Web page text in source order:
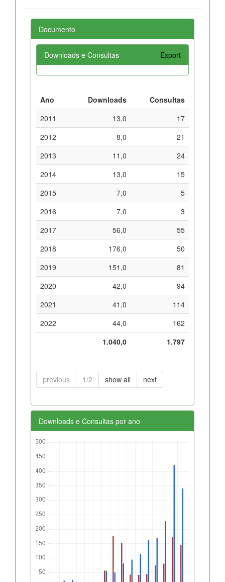
Documento
Downloads e Consultas Export
Ano Downloads
Consultas
2011
13,0
17
2012
8,0
21
2013
11,0
24
2014
13,0
15
2015
7,0
5
2016
7,0
3
2017
56,0
55
2018
176,0
50
2019
151,0
81
2020
42,0
94
2021
41,0
114
2022
44,0
162
1.040,0
1.797
previous 1/2 show all next
Downloads e Consultas por ano